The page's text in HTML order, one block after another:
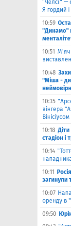
"Челсі" —
Я гордий
10:59
"Динамо"
10:51 М'яч
10:48
"Міша -
10:35
вінгера
Вінісіусом
10:18
стадіон і
10:14
нападника
10:11
загинули
10:07
оренду в
09:50